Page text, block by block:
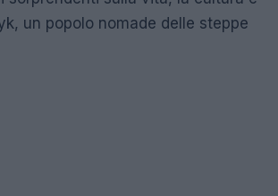
un popolo nomade delle steppe